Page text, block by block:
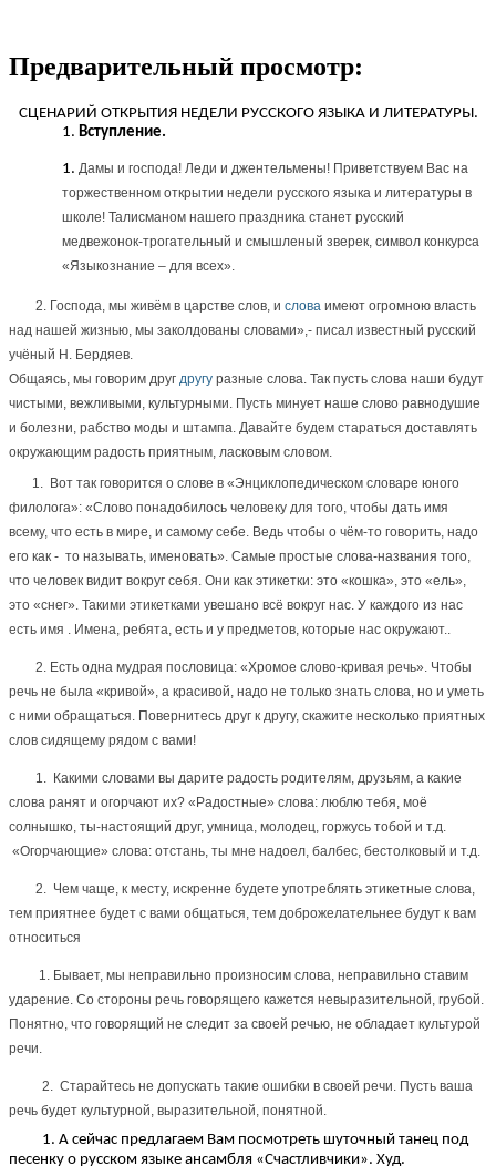
Предварительный просмотр:
СЦЕНАРИЙ ОТКРЫТИЯ НЕДЕЛИ РУССКОГО ЯЗЫКА И ЛИТЕРАТУРЫ.
Вступление.
Дамы и господа! Леди и джентельмены! Приветствуем Вас на
торжественном открытии недели русского языка и литературы в
школе! Талисманом нашего праздника станет русский
медвежонок-трогательный и смышленый зверек, символ конкурса
«Языкознание – для всех».
2. Господа, мы живём в царстве слов, и слова имеют огромною власть
над нашей жизнью, мы заколдованы словами»,- писал известный русский
учёный Н. Бердяев.
Общаясь, мы говорим друг другу разные слова. Так пусть слова наши будут
чистыми, вежливыми, культурными. Пусть минует наше слово равнодушие
и болезни, рабство моды и штампа. Давайте будем стараться доставлять
окружающим радость приятным, ласковым словом.
1. Вот так говорится о слове в «Энциклопедическом словаре юного
филолога»: «Слово понадобилось человеку для того, чтобы дать имя
всему, что есть в мире, и самому себе. Ведь чтобы о чём-то говорить, надо
его как - то называть, именовать». Самые простые слова-названия того,
что человек видит вокруг себя. Они как этикетки: это «кошка», это «ель»,
это «снег». Такими этикетками увешано всё вокруг нас. У каждого из нас
есть имя . Имена, ребята, есть и у предметов, которые нас окружают..
2. Есть одна мудрая пословица: «Хромое слово-кривая речь». Чтобы
речь не была «кривой», а красивой, надо не только знать слова, но и уметь
с ними обращаться. Повернитесь друг к другу, скажите несколько приятных
слов сидящему рядом с вами!
1. Какими словами вы дарите радость родителям, друзьям, а какие
слова ранят и огорчают их? «Радостные» слова: люблю тебя, моё
солнышко, ты-настоящий друг, умница, молодец, горжусь тобой и т.д.
«Огорчающие» слова: отстань, ты мне надоел, балбес, бестолковый и т.д.
2. Чем чаще, к месту, искренне будете употреблять этикетные слова,
тем приятнее будет с вами общаться, тем доброжелательнее будут к вам
относиться
1. Бывает, мы неправильно произносим слова, неправильно ставим
ударение. Со стороны речь говорящего кажется невыразительной, грубой.
Понятно, что говорящий не следит за своей речью, не обладает культурой
речи.
2. Старайтесь не допускать такие ошибки в своей речи. Пусть ваша
речь будет культурной, выразительной, понятной.
1. А сейчас предлагаем Вам посмотреть шуточный танец под
песенку о русском языке ансамбля «Счастливчики». Худ.